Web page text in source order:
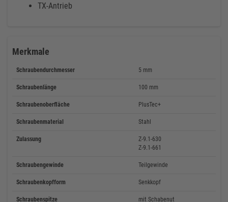
TX-Antrieb
Merkmale
Schraubendurchmesser 5 mm
Schraubenlänge 100 mm
Schraubenoberfläche PlusTec+
Schraubenmaterial Stahl
Zulassung
Z-9.1-630
Z-9.1-661
Schraubengewinde Teilgewinde
Schraubenkopfform Senkkopf
Schraubenspitze mit Schabenut